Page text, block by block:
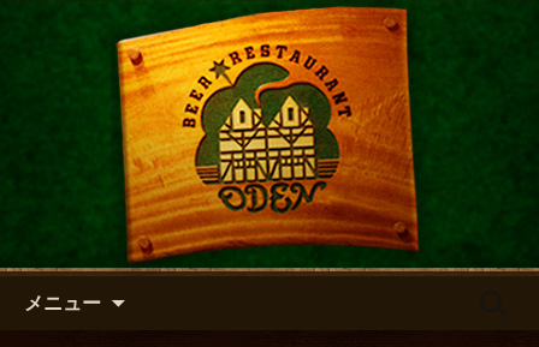
本場ドイツのビールと料理が堪
能できるレストラン「オーデ
開放的なビアホールで世界のビールと
本格的ドイツ料理が楽しめる「ビアレ
ストラン オーデン」
メニュー